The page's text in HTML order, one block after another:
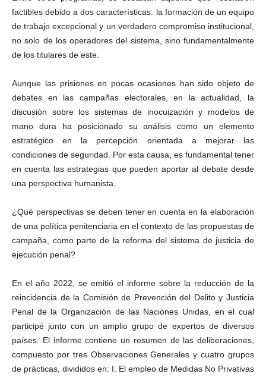
factibles debido a dos características: la formación de un equipo
de trabajo excepcional y un verdadero compromiso institucional,
no solo de los operadores del sistema, sino fundamentalmente
de los titulares de este.
Aunque las prisiones en pocas ocasiones han sido objeto de
debates en las campañas electorales, en la actualidad, la
discusión sobre los sistemas de inocuización y modelos de
mano dura ha posicionado su análisis como un elemento
estratégico en la percepción orientada a mejorar las
condiciones de seguridad. Por esta causa, es fundamental tener
en cuenta las estrategias que pueden aportar al debate desde
una perspectiva humanista.
¿Qué perspectivas se deben tener en cuenta en la elaboración
de una política penitenciaria en el contexto de las propuestas de
campaña, como parte de la reforma del sistema de justicia de
ejecución penal?
En el año 2022, se emitió el informe sobre la reducción de la
reincidencia de la Comisión de Prevención del Delito y Justicia
Penal de la Organización de las Naciones Unidas, en el cual
participé junto con un amplio grupo de expertos de diversos
países. El informe contiene un resumen de las deliberaciones,
compuesto por tres Observaciones Generales y cuatro grupos
de prácticas, divididos en: I. El empleo de Medidas No Privativas